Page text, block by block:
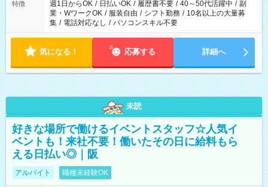
特徴 週1日からOK / 日払いOK / 履歴書不要 / 40～50代活躍中 / 副
業・WワークOK / 服装自由 / シフト勤務 / 10名以上の大量募
集 / 電話対応なし / パソコンスキル不要
気になる！ 応募する 詳細へ
未読
好きな場所で働けるイベントスタッフ☆人気イ
ベントも！来社不要！働いたその日に給料もら
える日払い◎｜阪
アルバイト 職種未経験OK